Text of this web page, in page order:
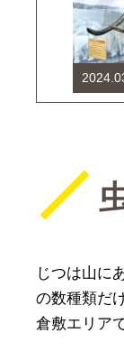
じつは山に
の数種類だけ
倉敷エリア